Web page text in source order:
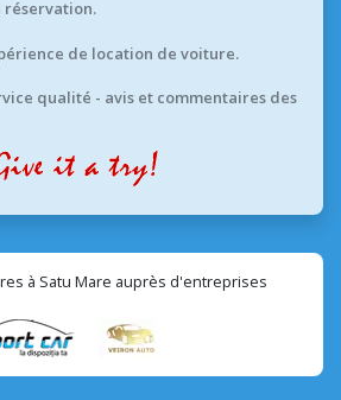
réservation.
de location de voiture.
qualité - avis et commentaires des
à Satu Mare auprès d'entreprises